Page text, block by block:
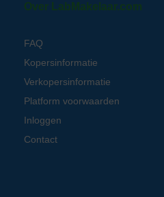
Over LabMakelaar.com
FAQ
Kopersinformatie
Verkopersinformatie
Platform voorwaarden
Inloggen
Contact